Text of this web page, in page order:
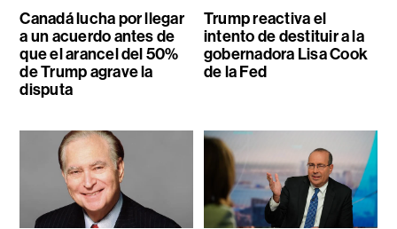
Canadá lucha por llegar
a un acuerdo antes de
que el arancel del 50%
de Trump agrave la
disputa
Trump reactiva el
intento de destituir a la
gobernadora Lisa Cook
de la Fed